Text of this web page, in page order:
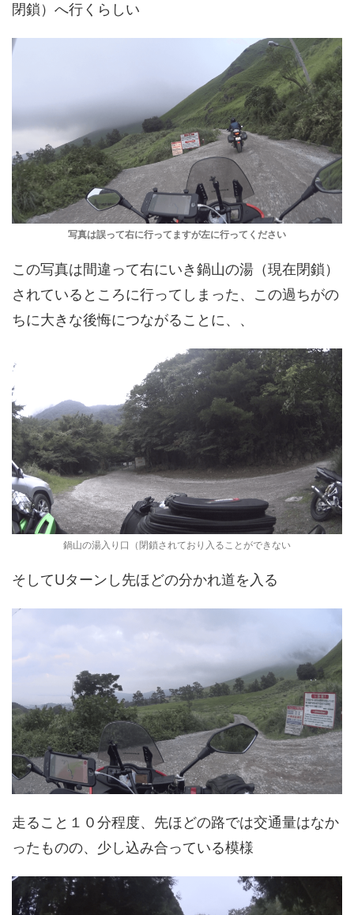
閉鎖）へ行くらしい
写真は誤って右に行ってますが左に行ってください
この写真は間違って右にいき鍋山の湯（現在閉鎖）
されているところに行ってしまった、この過ちがの
ちに大きな後悔につながることに、、
鍋山の湯入り口（閉鎖されており入ることができない
そしてUターンし先ほどの分かれ道を入る
走ること１０分程度、先ほどの路では交通量はなか
ったものの、少し込み合っている模様